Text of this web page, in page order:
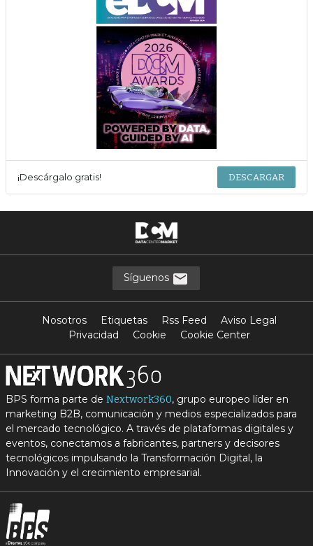
¡Descárgalo gratis! DESCARGAR
Síguenos
Nosotros Etiquetas Rss Feed
Aviso Legal
Privacidad
Cookie Cookie Center
BPS forma parte de Nextwork360, grupo europeo líder en
marketing B2B, comunicación y medios especializados para
el mercado tecnológico. A través de plataformas digitales y
eventos, conectamos a fabricantes, partners y decisores
tecnológicos impulsando la Transformación Digital, la
Innovación y el crecimiento empresarial.